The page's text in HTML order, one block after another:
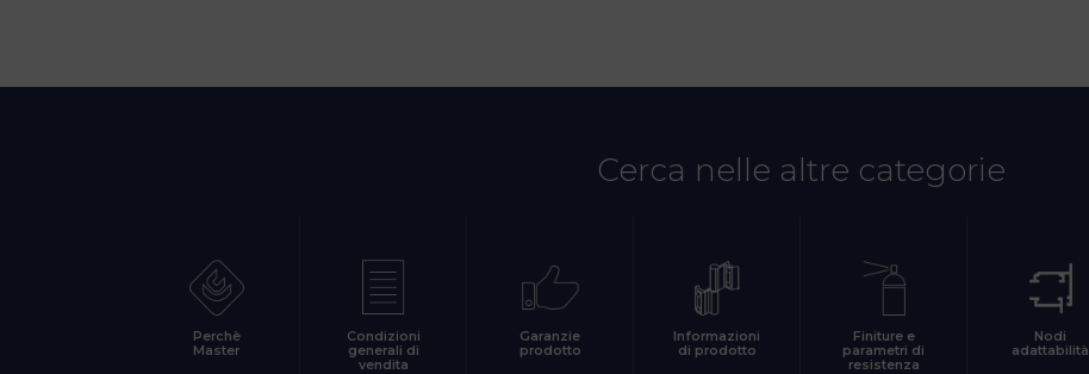
Cerca nelle altre categorie
Perchè
Master
Condizioni
generali di
vendita
Garanzie
prodotto
Informazioni
di prodotto
Finiture e
parametri di
resistenza
Nodi
adattabilità